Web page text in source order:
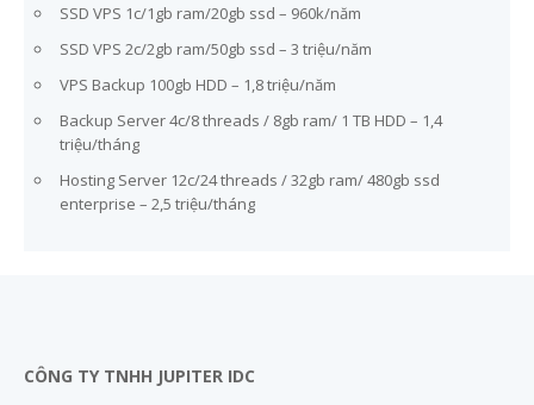
SSD VPS 1c/1gb ram/20gb ssd – 960k/năm
SSD VPS 2c/2gb ram/50gb ssd – 3 triệu/năm
VPS Backup 100gb HDD – 1,8 triệu/năm
Backup Server 4c/8 threads / 8gb ram/ 1 TB HDD – 1,4
triệu/tháng
Hosting Server 12c/24 threads / 32gb ram/ 480gb ssd
enterprise – 2,5 triệu/tháng
CÔNG TY TNHH JUPITER IDC